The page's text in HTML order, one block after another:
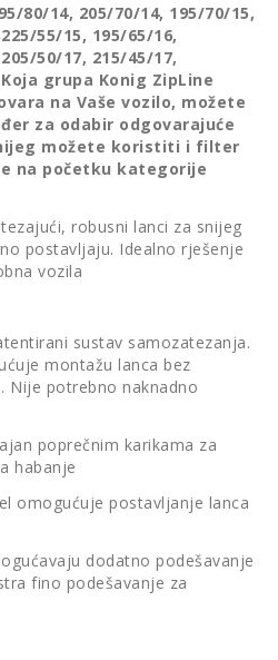
80/14, 205/70/14, 195/70/15,
55/15, 195/65/16,
50/17, 215/45/17,
grupa Konig ZipLine
na Vaše vozilo, možete
za odabir odgovarajuće
možete koristiti i filter
na početku kategorije
robusni lanci za snijeg
postavljaju. Idealno rješenje
vozila
sustav samozatezanja.
montažu lanca bez
Nije potrebno naknadno
poprečnim karikama za
habanje
omogućuje postavljanje lanca
dodatno podešavanje
fino podešavanje za